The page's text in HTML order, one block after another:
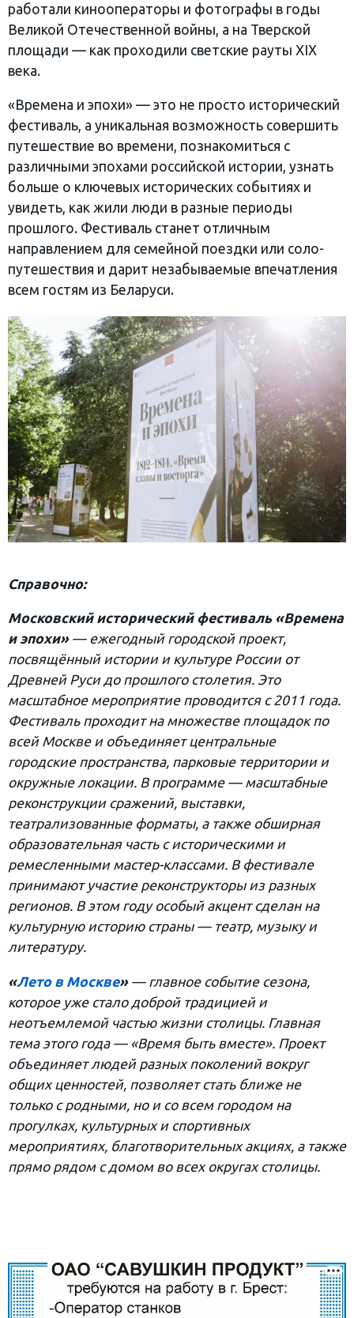
работали кинооператоры и фотографы в годы
Великой Отечественной войны, а на Тверской
площади — как проходили светские рауты XIX
века.
«Времена и эпохи» — это не просто исторический
фестиваль, а уникальная возможность совершить
путешествие во времени, познакомиться с
различными эпохами российской истории, узнать
больше о ключевых исторических событиях и
увидеть, как жили люди в разные периоды
прошлого. Фестиваль станет отличным
направлением для семейной поездки или соло-
путешествия и дарит незабываемые впечатления
всем гостям из Беларуси.
Справочно:
Московский исторический фестиваль «Времена
и эпохи»— ежегодный городской проект,
посвящённый истории и культуре России от
Древней Руси до прошлого столетия. Это
масштабное мероприятие проводится с 2011 года.
Фестиваль проходит на множестве площадок по
всей Москве и объединяет центральные
городские пространства, парковые территории и
окружные локации. В программе — масштабные
реконструкции сражений, выставки,
театрализованные форматы, а также обширная
образовательная часть с историческими и
ремесленными мастер-классами. В фестивале
принимают участие реконструкторы из разных
регионов. В этом году особый акцент сделан на
культурную историю страны — театр, музыку и
литературу.
«Лето в Москве» — главное событие сезона,
которое уже стало доброй традицией и
неотъемлемой частью жизни столицы. Главная
тема этого года — «Время быть вместе». Проект
объединяет людей разных поколений вокруг
общих ценностей, позволяет стать ближе не
только с родными, но и со всем городом на
прогулках, культурных и спортивных
мероприятиях, благотворительных акциях, а также
прямо рядом с домом во всех округах столицы.